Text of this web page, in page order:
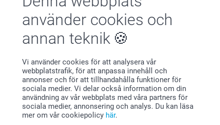
använder cookies och
annan teknik
Vi använder cookies för att analysera vår
webbplatstrafik, för att anpassa innehåll och
annonser och för att tillhandahålla funktioner för
sociala medier. Vi delar också information om din
användning av vår webbplats med våra partners för
sociala medier, annonsering och analys. Du kan läsa
mer om vår cookiepolicy här.
Visa mer
Relaterade produkter
Flasketiketter - 6st
79,00
(305 omdömen)
Vinglas
329,00
(4 omdömen)
Skärbräda i trä
Glasunderlägg med kork
-6st